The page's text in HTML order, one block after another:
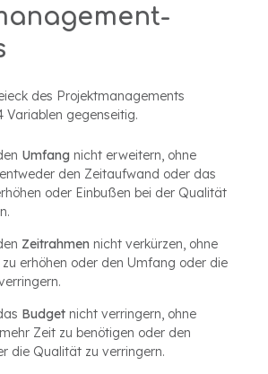
des Projektmanagements
Variablen gegenseitig.
Umfang nicht erweitern, ohne
den Zeitaufwand oder das
oder Einbußen bei der Qualität
Zeitrahmen nicht verkürzen, ohne
erhöhen oder den Umfang oder die
Budget nicht verringern, ohne
Zeit zu benötigen oder den
die Qualität zu verringern.